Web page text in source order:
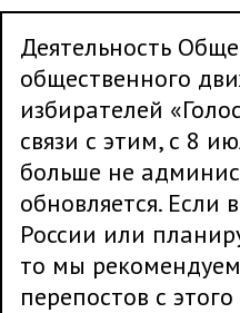
Деятельность
общественного
избирателей
связи с этим, с 8
больше не
обновляется. Если
России или
то мы
перепостов с